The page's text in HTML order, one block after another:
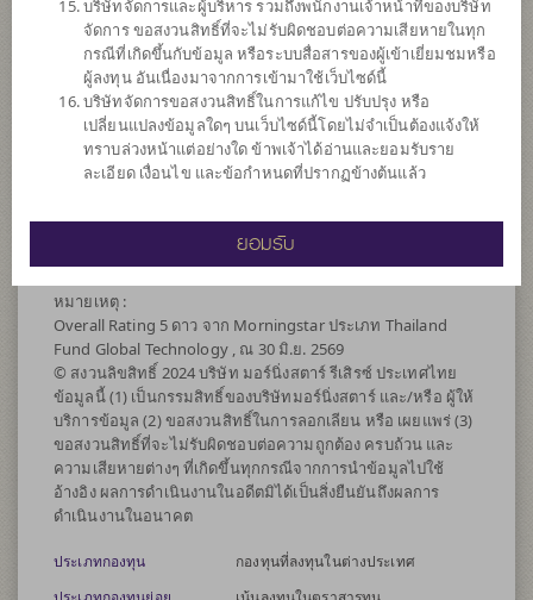
ดัชนีดังกล่าว
กองทุนอาจลงทุนในหน่วยลงทุนของกองทุนรวม หรือกองทุนรวม
อสังหาริมทรัพย์ (กอง1) หรือทรัสต์เพื่อการลงทุนใน
อสังหาริมทรัพย์ (REITs) หรือกองทุนรวมโครงสร้างพื้นฐาน
(infra) ซึ่งอยู่ภายใต้การจัดการของบริษัทจัดการในสัดส่วนไม่
เกิน 20% ของ NAV
กองทุนอาจลงทุนในสัญญาซื้อขายล่วงหน้า (Derivatives) เพื่อ
เพิ่มประสิทธิภาพการบริหารการลงทุน (Efficient portfolio
หมายเหตุ :
Overall Rating 5 ดาว จาก Morningstar ประเภท Thailand
Fund Global Technology , ณ 30 มิ.ย. 2569
© สงวนลิขสิทธิ์ 2024 บริษัท มอร์นิ่งสตาร์ รีเสิรซ์ ประเทศไทย
ข้อมูลนี้ (1) เป็นกรรมสิทธิ์ของบริษัทมอร์นิ่งสตาร์ และ/หรือ ผู้ให้
บริการข้อมูล (2) ขอสงวนสิทธิ์ในการลอกเลียน หรือ เผยแพร่ (3)
ขอสงวนสิทธิ์ที่จะไม่รับผิดชอบต่อความถูกต้อง ครบถ้วน และ
ความเสียหายต่างๆ ที่เกิดขึ้นทุกกรณีจากการนำข้อมูลไปใช้
อ้างอิง ผลการดำเนินงานในอดีตมิได้เป็นสิ่งยืนยันถึงผลการ
ดำเนินงานในอนาคต
ประเภทกองทุน กองทุนที่ลงทุนในต่างประเทศ
บริษัทจัดการและผู้บริหาร รวมถึงพนักงานเจ้าหน้าที่ของบริษัท
จัดการ ขอสงวนสิทธิ์ที่จะไม่รับผิดชอบต่อความเสียหายในทุก
กรณีที่เกิดขึ้นกับข้อมูล หรือระบบสื่อสารของผู้เข้าเยี่ยมชมหรือ
ผู้ลงทุน อันเนื่องมาจากการเข้ามาใช้เว็บไซด์นี้
บริษัทจัดการขอสงวนสิทธิ์ในการแก้ไข ปรับปรุง หรือ
เปลี่ยนแปลงข้อมูลใดๆ บนเว็บไซด์นี้โดยไม่จำเป็นต้องแจ้งให้
ทราบล่วงหน้าแต่อย่างใด ข้าพเจ้าได้อ่านและยอมรับราย
ละเอียด เงื่อนไข และข้อกำหนดที่ปรากฏข้างต้นแล้ว
ยอมรับ